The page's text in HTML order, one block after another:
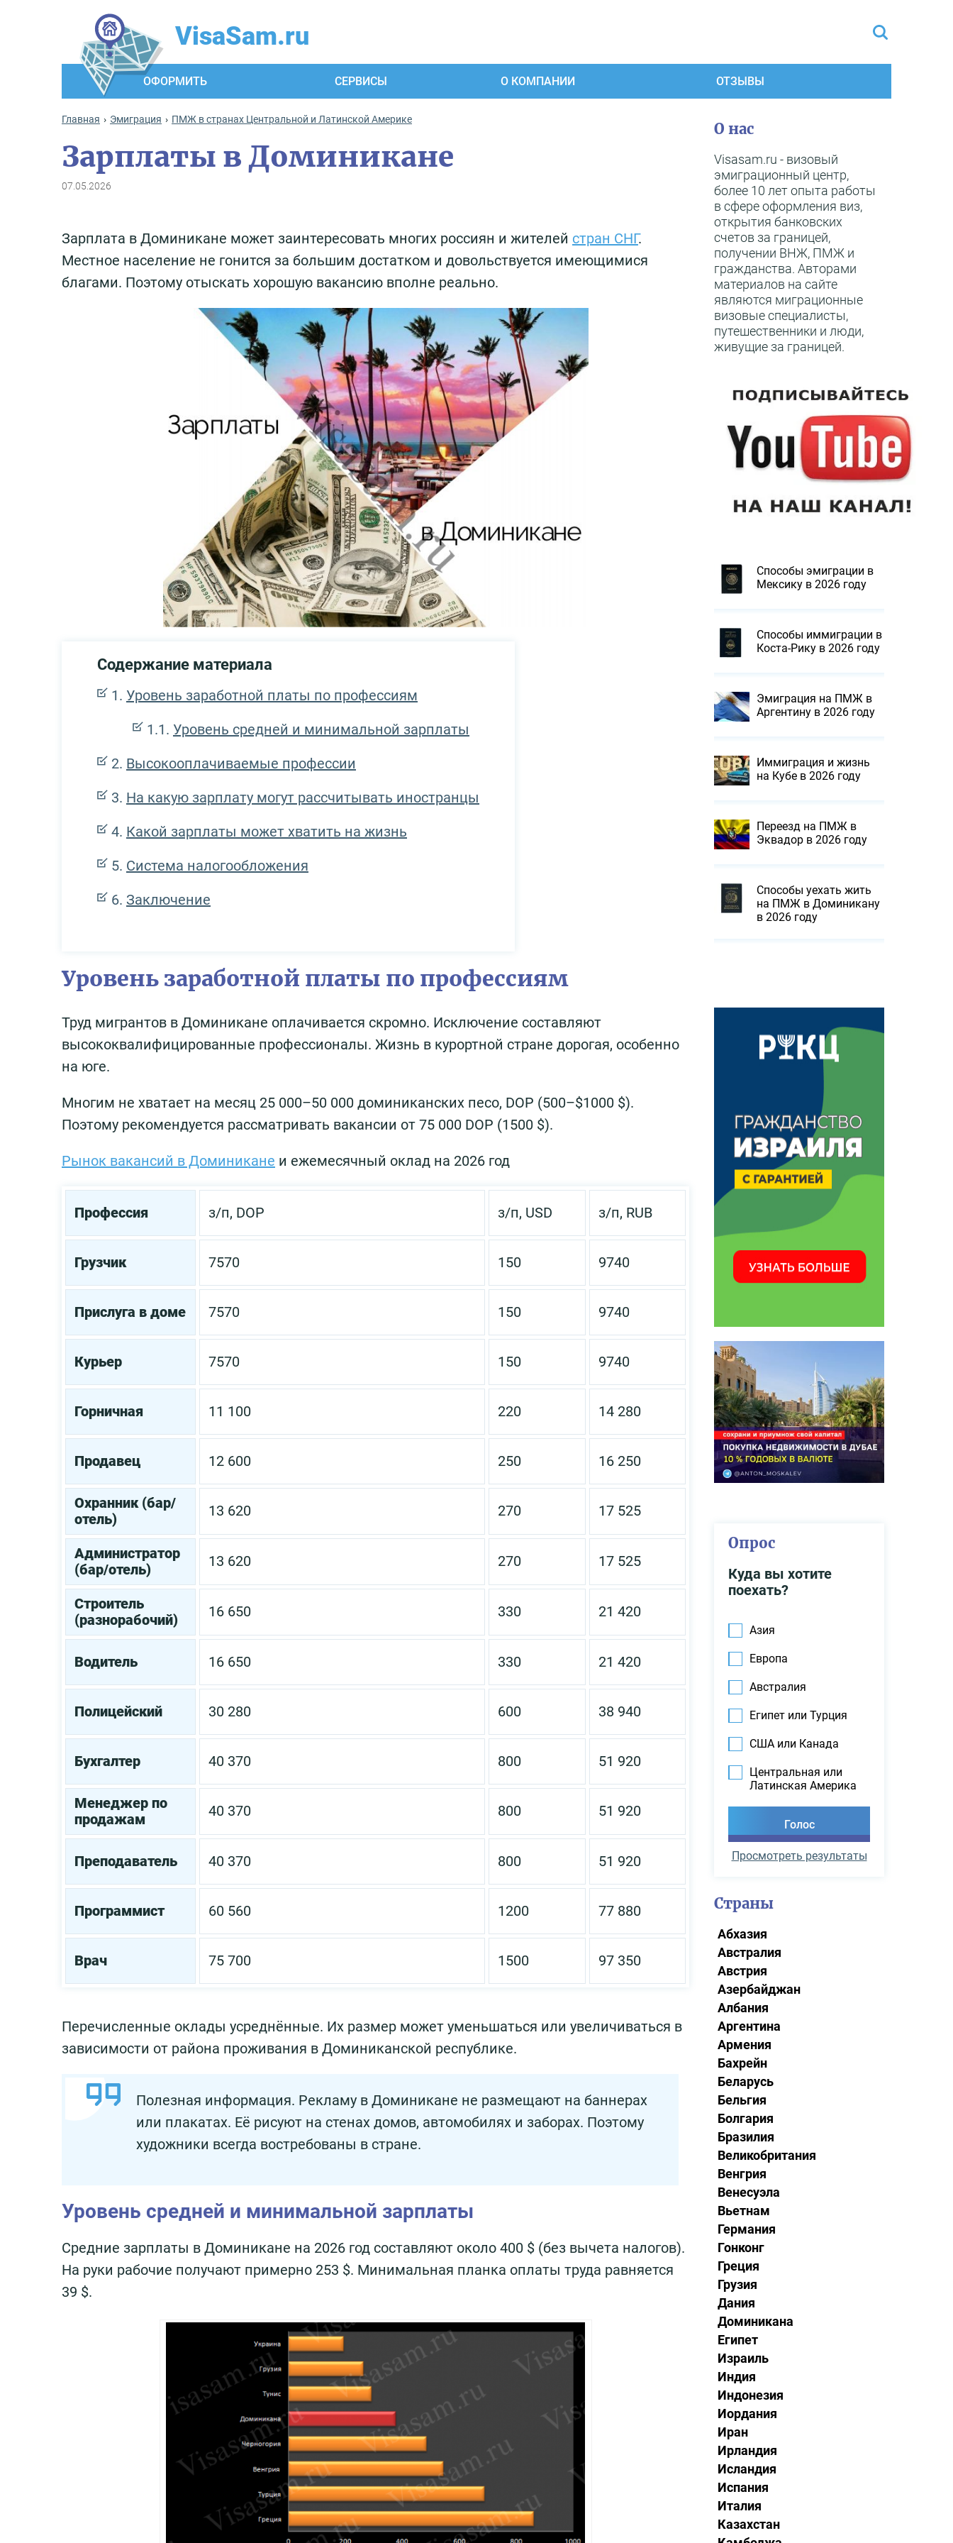
VisaSam.ru
ОФОРМИТЬ СЕРВИСЫ О КОМПАНИИ ОТЗЫВЫ
Главная Эмиграция ПМЖ в странах Центральной и Латинской Америке
Зарплаты в Доминикане
07.05.2026
Зарплата в Доминикане может заинтересовать многих россиян и жителей стран СНГ.
Местное население не гонится за большим достатком и довольствуется имеющимися
благами. Поэтому отыскать хорошую вакансию вполне реально.
Содержание материала
Уровень заработной платы по профессиям
Уровень средней и минимальной зарплаты
Высокооплачиваемые профессии
На какую зарплату могут рассчитывать иностранцы
Какой зарплаты может хватить на жизнь
Система налогообложения
Заключение
Уровень заработной платы по профессиям
Труд мигрантов в Доминикане оплачивается скромно. Исключение составляют
высококвалифицированные профессионалы. Жизнь в курортной стране дорогая, особенно
на юге.
Многим не хватает на месяц 25 000–50 000 доминиканских песо, DOP (500–$1000 $).
Поэтому рекомендуется рассматривать вакансии от 75 000 DOP (1500 $).
Рынок вакансий в Доминикане и ежемесячный оклад на 2026 год
Профессия з/п, DOP з/п, USD з/п, RUB
Грузчик 7570 150 9740
Прислуга в доме 7570 150 9740
Курьер 7570 150 9740
Горничная 11 100 220 14 280
Продавец 12 600 250 16 250
Охранник (бар/
отель)
13 620 270 17 525
Администратор
(бар/отель)
13 620 270 17 525
Строитель
(разнорабочий)
16 650 330 21 420
Водитель 16 650 330 21 420
Полицейский 30 280 600 38 940
Бухгалтер 40 370 800 51 920
Менеджер по
продажам
40 370 800 51 920
Преподаватель 40 370 800 51 920
Программист 60 560 1200 77 880
Врач 75 700 1500 97 350
Перечисленные оклады усреднённые. Их размер может уменьшаться или увеличиваться в
зависимости от района проживания в Доминиканской республике.
Полезная информация. Рекламу в Доминикане не размещают на баннерах
или плакатах. Её рисуют на стенах домов, автомобилях и заборах. Поэтому
художники всегда востребованы в стране.
Уровень средней и минимальной зарплаты
Средние зарплаты в Доминикане на 2026 год составляют около 400 $ (без вычета налогов).
На руки рабочие получают примерно 253 $. Минимальная планка оплаты труда равняется
39 $.
О нас
Visasam.ru - визовый
эмиграционный центр,
более 10 лет опыта работы
в сфере оформления виз,
открытия банковских
счетов за границей,
получении ВНЖ, ПМЖ и
гражданства. Авторами
материалов на сайте
являются миграционные
визовые специалисты,
путешественники и люди,
живущие за границей.
Способы эмиграции в
Мексику в 2026 году
Способы иммиграции в
Коста-Рику в 2026 году
Эмиграция на ПМЖ в
Аргентину в 2026 году
Иммиграция и жизнь
на Кубе в 2026 году
Переезд на ПМЖ в
Эквадор в 2026 году
Способы уехать жить
на ПМЖ в Доминикану
в 2026 году
Опрос
Куда вы хотите
поехать?
Азия
Европа
Австралия
Египет или Турция
США или Канада
Центральная или
Латинская Америка
Просмотреть результаты
Страны
Абхазия
Австралия
Австрия
Азербайджан
Албания
Аргентина
Армения
Бахрейн
Беларусь
Бельгия
Болгария
Бразилия
Великобритания
Венгрия
Венесуэла
Вьетнам
Германия
Гонконг
Греция
Грузия
Дания
Доминикана
Египет
Израиль
Индия
Индонезия
Иордания
Иран
Ирландия
Исландия
Испания
Италия
Казахстан